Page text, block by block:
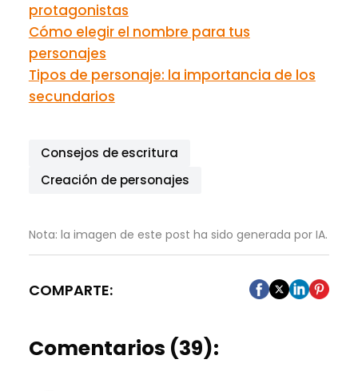
protagonistas
Cómo elegir el nombre para tus
personajes
Tipos de personaje: la importancia de los
secundarios
Consejos de escritura
Creación de personajes
Nota: la imagen de este post ha sido generada por IA.
COMPARTE:
Comentarios (39):